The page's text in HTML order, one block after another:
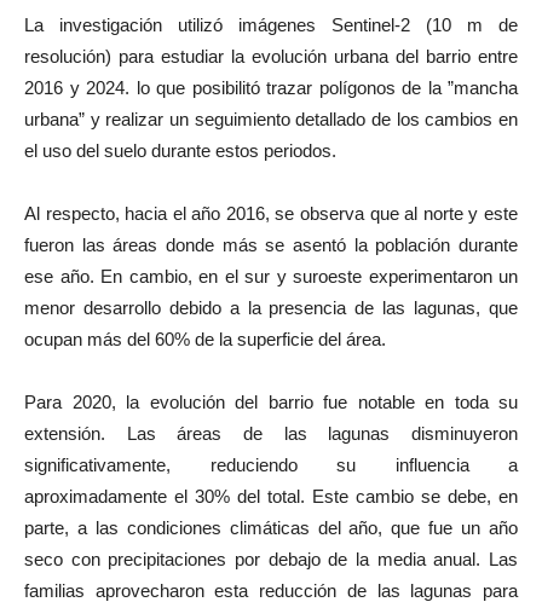
La investigación utilizó imágenes Sentinel-2 (10 m de
resolución) para estudiar la evolución urbana del barrio entre
2016 y 2024. lo que posibilitó trazar polígonos de la ”mancha
urbana” y realizar un seguimiento detallado de los cambios en
el uso del suelo durante estos periodos.
Al respecto, hacia el año 2016, se observa que al norte y este
fueron las áreas donde más se asentó la población durante
ese año. En cambio, en el sur y suroeste experimentaron un
menor desarrollo debido a la presencia de las lagunas, que
ocupan más del 60% de la superficie del área.
Para 2020, la evolución del barrio fue notable en toda su
extensión. Las áreas de las lagunas disminuyeron
significativamente, reduciendo su influencia a
aproximadamente el 30% del total. Este cambio se debe, en
parte, a las condiciones climáticas del año, que fue un año
seco con precipitaciones por debajo de la media anual. Las
familias aprovecharon esta reducción de las lagunas para